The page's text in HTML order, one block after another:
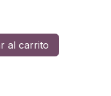
al carrito